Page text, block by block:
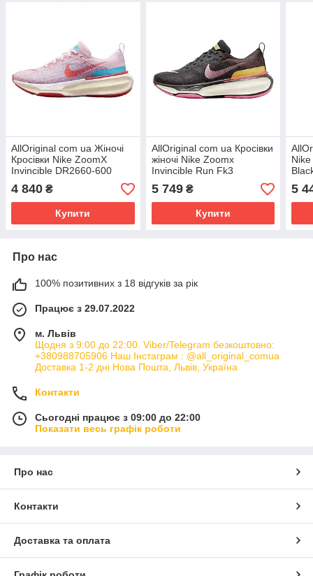
AllOriginal com ua Жіночі
Кросівки Nike ZoomX
Invincible DR2660-600
(Оригінал) РОЗМІРИ
ЗАПИТУЙТЕ
4 840 ₴
Купити
AllOriginal com ua Кросівки
жіночі Nike Zoomx
Invincible Run Fk3
(DR2660-200) РОЗМІРИ
ЗАПИТУЙТЕ
5 749₴
Купити
5
Про нас
100% позитивних з 18 відгуків за рік
Працює з 29.07.2022
м. Львів
Щодня з 9:00 до 22:00. Viber/Telegram безкоштовно:
+380988705906 Наш Інстаграм : @all_original_comua
Доставка 1-2 дні Нова Пошта, Львів, Україна
Контакти
Сьогодні працює з 09:00 до 22:00
Показати весь графік роботи
Про нас
Контакти
Доставка та оплата